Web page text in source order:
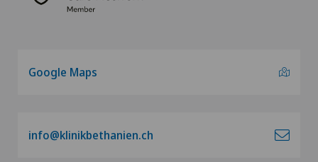
Google Maps
info@klinikbethanien.ch